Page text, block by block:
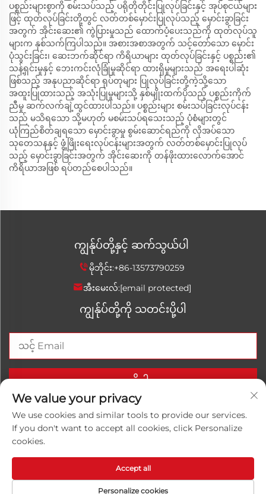
ပစ္စည်းများစွာကို စမ်းသပ်သည့် ပရိုတိုတိုင်းပြုလုပ်ခြင်းနှင့် အုပ်စုငယ်များ
ဖြင့် ထုတ်လုပ်ခြင်းတို့တွင် လတ်တစ်မှောင်းပြုလုပ်သည့် မှောင်းခွာခြင်း
အတွက် အိုင်းဆေး၏ ကွဲပြားမှုသည် ထောက်ပံ့ပေးသည်ကို ထုတ်လုပ်သူ
များက နှစ်သက်ကြပါသည်။ အစားအစာအတွက် သင့်တော်သော မှောင်း
ပုံသွင်းခြင်း၊ ဆေးဘက်ဆိုင်ရာ ကိရိယာများ ထုတ်လုပ်ခြင်းနှင့် ပစ္စည်း၏
သန့်ရှင်းမှုနှင့် ဘေးကင်းလုံခြုံမှုဆိုင်ရာ ထားရှိမှုများသည် အရေးပါဆုံး
ဖြစ်သည့် အနုပညာဆိုင်ရာ ရုပ်တုများ ပြုလုပ်ခြင်းတို့ကဲ့သို့သော
အထူးပြုထားသည့် အသုံးပြုမှုများသို့ နှစ်မျိုးထက်ပိုသည့် ပစ္စည်းကိုက်
ညီမှု ဆက်လက်ချဲ့ထွင်ထားပါသည်။ ပစ္စည်းများ စမ်းသပ်ခြင်းလုပ်ငန်း
သည် မသိရသော သို့မဟုတ် မစမ်းသပ်ရသေးသည့် ပုံစံများတွင်
ယုံကြည်စိတ်ချရသော မှောင်းခွာမှု စွမ်းဆောင်ရည်ကို လိုအပ်သော
သုတေသနနှင့် ဖွံ့ဖြိုးရေးလုပ်ငန်းများအတွက် လတ်တစ်မှောင်းပြုလုပ်
သည့် မှောင်းခွာခြင်းအတွက် အိုင်းဆေးကို တန်ဖိုးထားလောက်အောင်
ကိရိယာအဖြစ် ရပ်တည်စေပါသည်။
ကျွန်ုပ်တို့နှင့် ဆက်သွယ်ပါ
မိုဘိုင်း:+86-13573790259
အီးမေးလ်:[email protected]
ကျွန်ုပ်တို့ကို သတင်းပို့ပါ
ယခုပို့ပါ။
ကော်ပီရှတ် © 2025 ချီနိုင်ငံ ရှန်ဒိုင်အိုင် Luwanhong Chemical
လုံခြုံရေးမူဝါဒ
We value your privacy
We use cookies and similar tools to provide our services.
If you don't want to accept all cookies, click Personalize
cookies.
Personalize cookies
Accept all